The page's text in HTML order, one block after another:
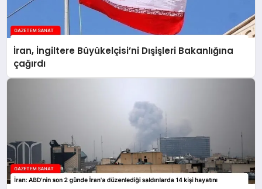
İran, İngiltere Büyükelçisi’ni Dışişleri Bakanlığına
çağırdı